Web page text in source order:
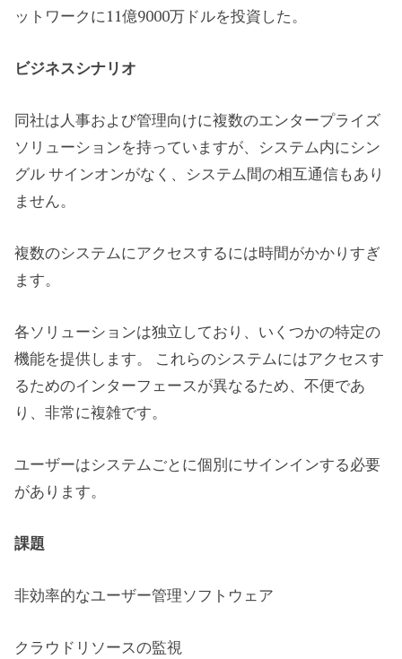
ットワークに11億9000万ドルを投資した。
ビジネスシナリオ
同社は人事および管理向けに複数のエンタープライズ
ソリューションを持っていますが、システム内にシン
グル サインオンがなく、システム間の相互通信もあり
ません。
複数のシステムにアクセスするには時間がかかりすぎ
ます。
各ソリューションは独立しており、いくつかの特定の
機能を提供します。 これらのシステムにはアクセスす
るためのインターフェースが異なるため、不便であ
り、非常に複雑です。
ユーザーはシステムごとに個別にサインインする必要
があります。
課題
非効率的なユーザー管理ソフトウェア
クラウドリソースの監視